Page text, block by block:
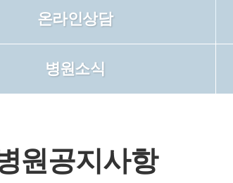
온라인상담
병원소식
원공지사항